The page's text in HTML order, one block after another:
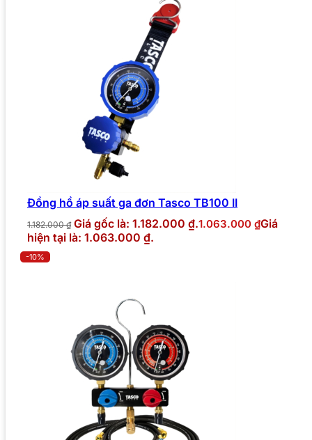
Đồng hồ áp suất ga đơn Tasco TB100 II
1.182.000₫ Giá gốc là: 1.182.000 ₫.1.063.000 ₫Giá
hiện tại là: 1.063.000 ₫.
-10%